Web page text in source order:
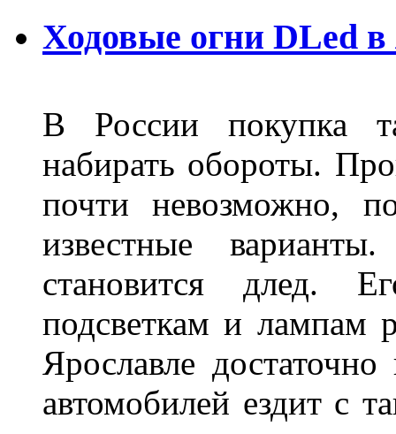
Ходовые огни DLed в
В России покупка
набирать обороты.
почти невозможно,
известные
становится длед.
подсветкам и лампам
Ярославле
автомобилей ездит с